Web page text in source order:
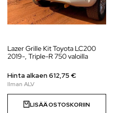
Lazer Grille Kit Toyota LC200
2019-, Triple-R 750 valoilla
Hinta alkaen612,75 €
LISÄÄ OSTOSKORIIN